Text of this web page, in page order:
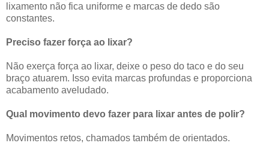
lixamento não fica uniforme e marcas de dedo são
constantes.
Preciso fazer força ao lixar?
Não exerça força ao lixar, deixe o peso do taco e do seu
braço atuarem. Isso evita marcas profundas e proporciona
acabamento aveludado.
Qual movimento devo fazer para lixar antes de polir?
Movimentos retos, chamados também de orientados.